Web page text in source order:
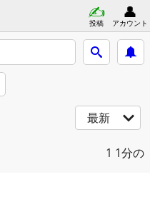
投稿 アカウント
最新
1 1分の